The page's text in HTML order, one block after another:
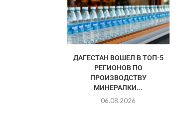
ДАГЕСТАН ВОШЕЛ В ТОП-5
РЕГИОНОВ ПО
ПРОИЗВОДСТВУ
МИНЕРАЛКИ...
06.08.2026